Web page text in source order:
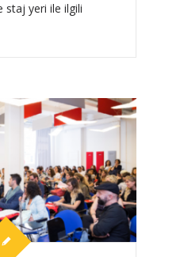
staj yeri ile ilgili